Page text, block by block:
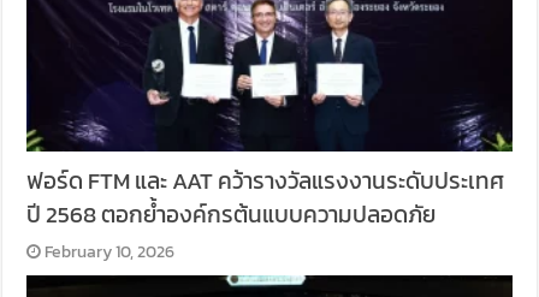
ฟอร์ด FTM และ AAT คว้ารางวัลแรงงานระดับประเทศ
ปี 2568 ตอกย้ำองค์กรต้นแบบความปลอดภัย
February 10, 2026